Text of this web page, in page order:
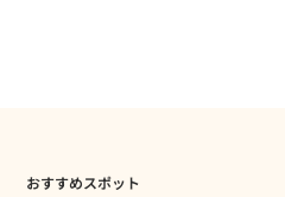
おすすめスポット